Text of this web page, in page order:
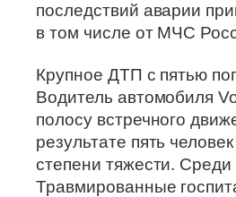
последствий аварии
в том числе от МЧС
Крупное ДТП с пятью
Водитель автомобиля
полосу встречного
результате пять
степени тяжести.
Травмированные